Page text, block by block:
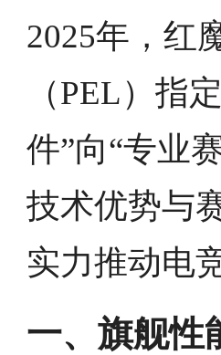
2025年，红
（PEL）指
件”向“专业
技术优势与
实力推动电
一、旗舰性